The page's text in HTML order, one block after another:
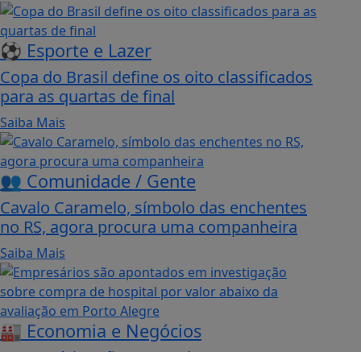
⚽ Esporte e Lazer
Copa do Brasil define os oito classificados
para as quartas de final
Saiba Mais
👥 Comunidade / Gente
Cavalo Caramelo, símbolo das enchentes
no RS, agora procura uma companheira
Saiba Mais
🏭 Economia e Negócios